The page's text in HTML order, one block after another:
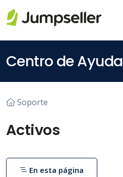
Centro de Ayuda
Soporte
Activos
En esta página